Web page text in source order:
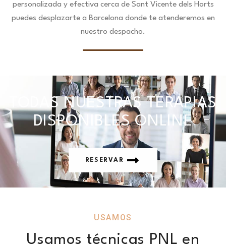
personalizada y efectiva cerca de Sant Vicente dels Horts
puedes desplazarte a Barcelona donde te atenderemos en
nuestro despacho.
TODAS NUESTRAS TERAPIAS
DISPONIBLES ONLINE
RESERVAR
USAMOS
Usamos técnicas PNL en